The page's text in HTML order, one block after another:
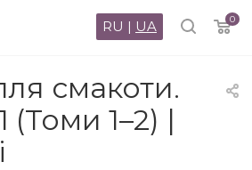
0
RU | UA
смакоти.
(Томи 1–2) |